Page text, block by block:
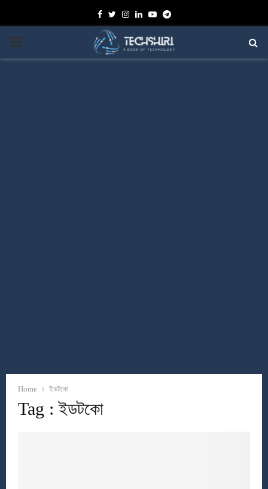
Facebook
TwitterInstagram
Linkedin
YoutubeTelegram
PRIMARY
Home ইডটকো
Tag : ইডটকো